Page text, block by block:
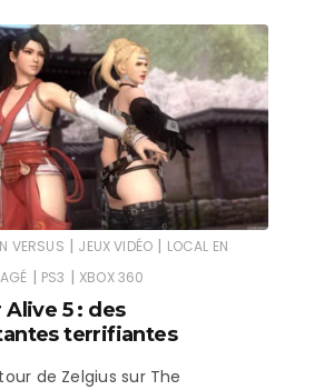
VERSUS | JEUX VIDÉO | LOCAL EN
| PS3 | XBOX 360
Alive 5 : des
terrifiantes
de Zelgius sur The